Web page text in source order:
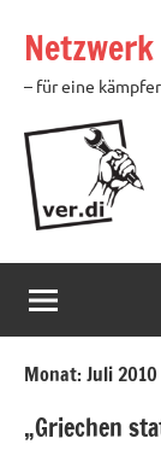
Inhalt
springen
Netzwerk
– für eine
Monat:Juli 2010
„Griechen